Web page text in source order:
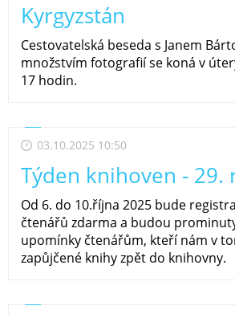
Kyrgyzstán
Cestovatelská beseda s Janem
množstvím fotografií se koná v
17 hodin.
03.10.2025 10:50
Týden knihoven - 29.
Od 6. do 10.října 2025 bude
čtenářů zdarma a budou
upomínky čtenářům, kteří nám v
zapůjčené knihy zpět do knihovny.